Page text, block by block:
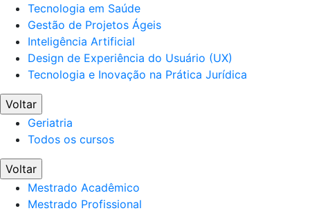
Tecnologia em Saúde
Gestão de Projetos Ágeis
Inteligência Artificial
Design de Experiência do Usuário (UX)
Tecnologia e Inovação na Prática Jurídica
Voltar
Geriatria
Todos os cursos
Voltar
Mestrado Acadêmico
Mestrado Profissional